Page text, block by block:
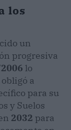
los
un
progresiva
lo
a
para su
y Suelos
2032 para